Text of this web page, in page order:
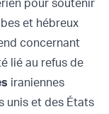
pour soutenir
et hébreux
concernant
lié au refus de
iraniennes
unis et des États